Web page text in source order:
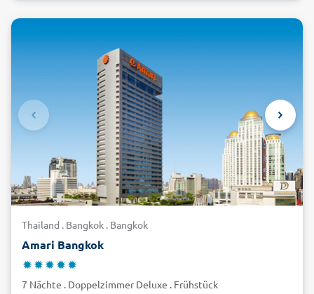
Thailand . Bangkok . Bangkok
Amari Bangkok
7 Nächte . Doppelzimmer Deluxe . Frühstück